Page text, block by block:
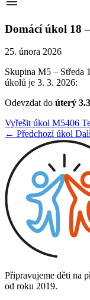
Domácí úkol 18
25. února 2026
Skupina M5 – Středa
úkolů je 3. 3. 2026:
Odevzdat do úterý
Vyřešit úkol M5406
← Předchozí úkol
Připravujeme děti na
od roku 2019.